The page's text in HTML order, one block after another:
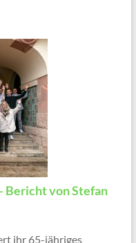
Bericht von Stefan
ihr 65-jähriges